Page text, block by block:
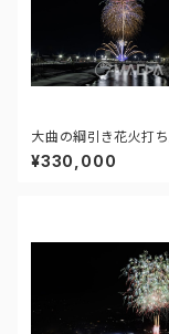
大曲の綱引き花火打
77167123433419
¥330,000